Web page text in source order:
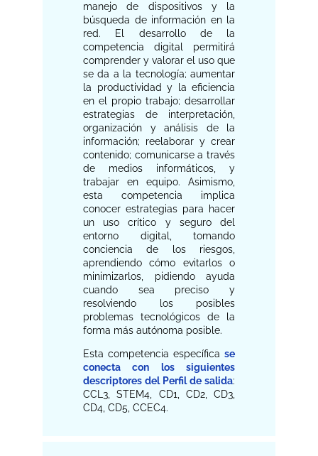
manejo de dispositivos y la
búsqueda de información en la
red. El desarrollo de la
competencia digital permitirá
comprender y valorar el uso que
se da a la tecnología; aumentar
la productividad y la eficiencia
en el propio trabajo; desarrollar
estrategias de interpretación,
organización y análisis de la
información; reelaborar y crear
contenido; comunicarse a través
de medios informáticos, y
trabajar en equipo. Asimismo,
esta competencia implica
conocer estrategias para hacer
un uso crítico y seguro del
entorno digital, tomando
conciencia de los riesgos,
aprendiendo cómo evitarlos o
minimizarlos, pidiendo ayuda
cuando sea preciso y
resolviendo los posibles
problemas tecnológicos de la
forma más autónoma posible.
Esta competencia específica se
conecta con los siguientes
descriptores del Perfil de salida:
CCL3, STEM4, CD1, CD2, CD3,
CD4, CD5, CCEC4.